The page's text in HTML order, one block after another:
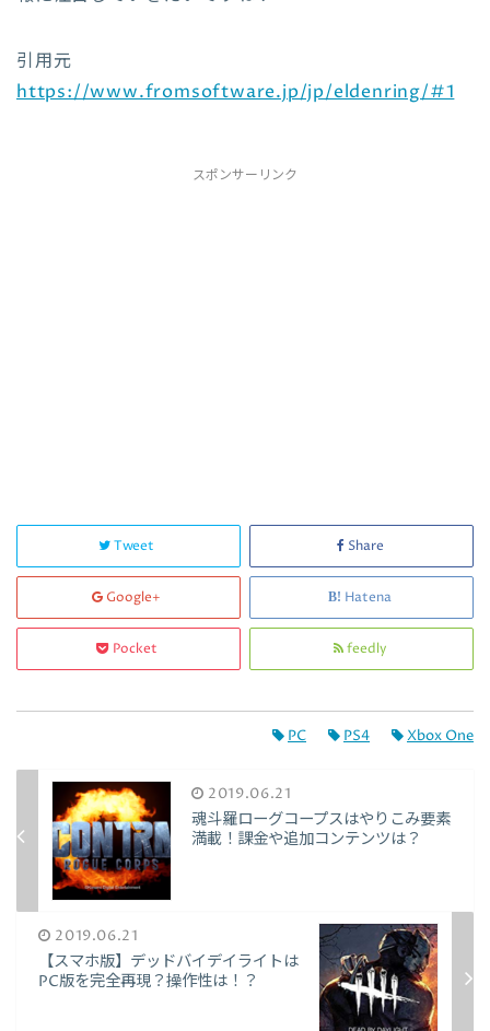
引用元
https://www.fromsoftware.jp/jp/eldenring/#1
スポンサーリンク
Tweet Share
Google+ Hatena
Pocket feedly
PC PS4 Xbox One
2019.06.21
魂斗羅ローグコープスはやりこみ要素
満載！課金や追加コンテンツは？
2019.06.21
【スマホ版】デッドバイデイライトは
PC版を完全再現？操作性は！？